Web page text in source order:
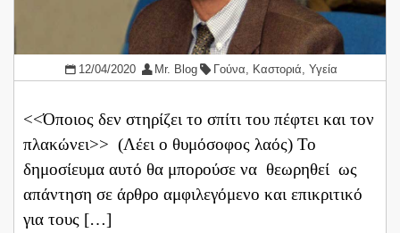
12/04/2020 Mr. Blog Γούνα Καστοριά ,Υγεία
<<Όποιος δεν στηρίζει το σπίτι του πέφτει και τον
πλακώνει>> (Λέει ο θυμόσοφος λαός) Το
δημοσίευμα αυτό θα μπορούσε να θεωρηθεί ως
απάντηση σε άρθρο αμφιλεγόμενο και επικριτικό
για τους […]